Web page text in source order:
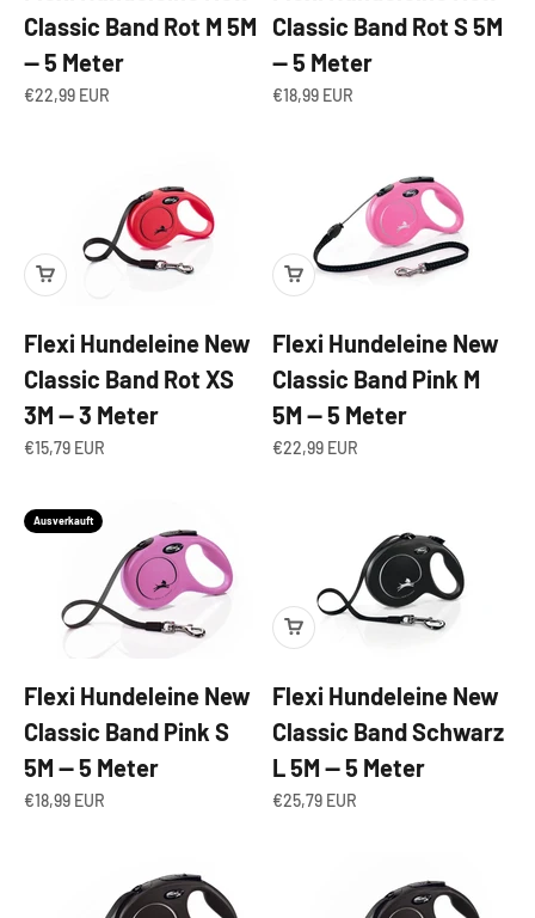
Classic Band Rot M 5M
— 5 Meter
Angebot
€22,99 EUR
Classic Band Rot S 5M
— 5 Meter
Angebot
€18,99 EUR
Flexi Hundeleine New
Classic Band Rot XS
3M — 3 Meter
Angebot
€15,79 EUR
Flexi Hundeleine New
Classic Band Pink M
5M — 5 Meter
Angebot
€22,99 EUR
Ausverkauft
Flexi Hundeleine New
Classic Band Pink S
5M — 5 Meter
Angebot
€18,99 EUR
Flexi Hundeleine New
Classic Band Schwarz
L 5M — 5 Meter
Angebot
€25,79 EUR